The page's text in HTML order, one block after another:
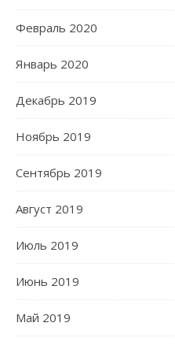
Февраль 2020
Январь 2020
Декабрь 2019
Ноябрь 2019
Сентябрь 2019
Август 2019
Июль 2019
Июнь 2019
Май 2019